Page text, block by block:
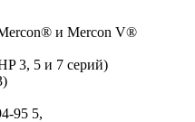
и Mercon V®
3, 5 и 7 серий)
95 5,